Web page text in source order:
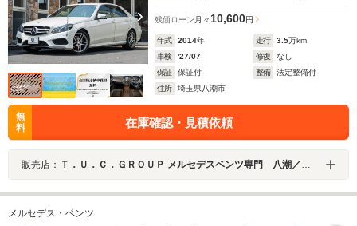
残価ローン 月々10,600円
年式 2014年 走行 3.5万km
車検
'27/07 修復
なし
保証
保証付 整備
法定整備付
住所
埼玉県八潮市
無
料
在庫確認・見積依頼
販売店： Ｔ．Ｕ．Ｃ．ＧＲＯＵＰ メルセデスベンツ専門 八潮／（株）バーディット
メルセデス・ベンツ